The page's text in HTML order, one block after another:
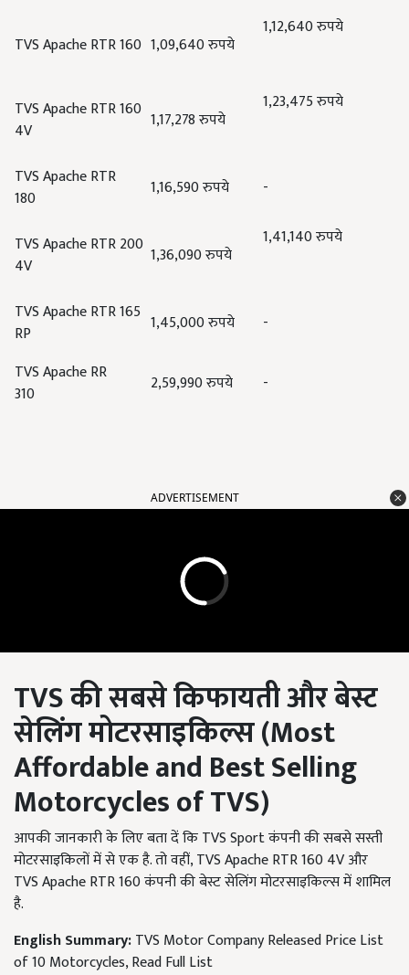
TVS Apache RTR 160 1,09,640रुपये
1,12,640रुपये
TVS Apache RTR 160
4V
1,17,278रुपये
1,23,475रुपये
TVS Apache RTR
180
1,16,590रुपये -
TVS Apache RTR 200
4V
1,36,090रुपये
1,41,140रुपये
TVS Apache RTR 165
RP
1,45,000रुपये
-
TVS Apache RR
310
2,59,990रुपये -
ADVERTISEMENT
TVSकी सबसे किफायती और बेस्ट
सेलिंग मोटरसाइकिल्स (Most
Affordable and Best Selling
Motorcycles of TVS)
आपकी जानकारी के लिए बता दें कि TVS Sport कंपनी की सबसे सस्ती
मोटरसाइकिलों में से एक है. तो वहीं, TVS Apache RTR 160 4V और
TVS Apache RTR 160 कंपनी की बेस्ट सेलिंग मोटरसाइकिल्स में शामिल
है.
English Summary:TVS Motor Company Released Price List
of 10 Motorcycles, Read Full List